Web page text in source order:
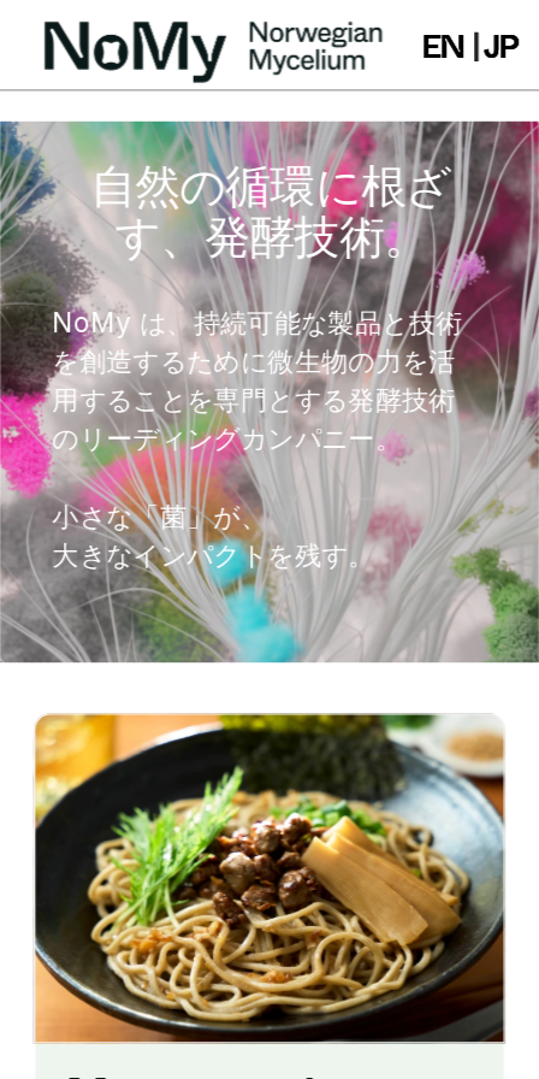
EN | JP
EN | JP
EN | JP
自然の循環に根ざ
す、発酵技術。
NoMy は、持続可能な製品と技術
を創造するために微生物の力を活
用することを専門とする発酵技術
のリーディングカンパニー。
小さな「菌」が、
大きなインパクトを残す。